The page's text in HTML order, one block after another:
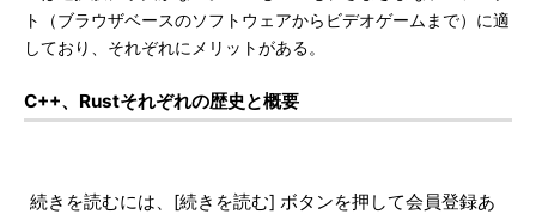
ト（ブラウザベースのソフトウェアからビデオゲームまで）に適
しており、それぞれにメリットがある。
C++、Rustそれぞれの歴史と概要
続きを読むには、[続きを読む] ボタンを押して会員登録あ